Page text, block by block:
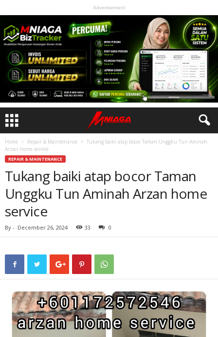
Advertisement
Home Repair & Maintenance
Tukang baiki atap bocor Taman Unggku Tun Aminah
Arzan home service
REPAIR & MAINTENANCE
Tukang baiki atap bocor Taman
Unggku Tun Aminah Arzan home
service
By - December 26, 2024 33 0